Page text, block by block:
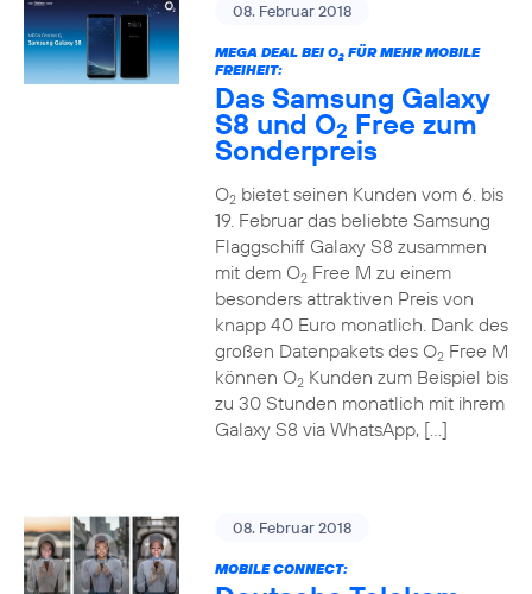
08. Februar 2018
MEGA DEAL BEI O2FÜR MEHR MOBILE
FREIHEIT:
Das Samsung Galaxy
S8 und O2 Free zum
Sonderpreis
O2bietet seinen Kunden vom 6. bis
19. Februar das beliebte Samsung
Flaggschiff Galaxy S8 zusammen
mit dem O2Free M zu einem
besonders attraktiven Preis von
knapp 40 Euro monatlich. Dank des
großen Datenpakets des O2Free M
können O2Kunden zum Beispiel bis
zu 30 Stunden monatlich mit ihrem
Galaxy S8 via WhatsApp, […]
08. Februar 2018
MOBILE CONNECT: